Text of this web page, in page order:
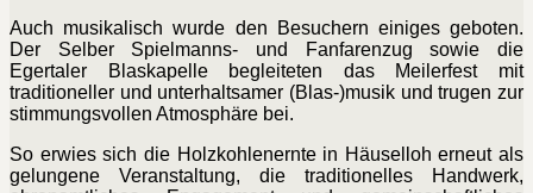
Auch musikalisch wurde den Besuchern einiges geboten.
Der Selber Spielmanns- und Fanfarenzug sowie die
Egertaler Blaskapelle begleiteten das Meilerfest mit
traditioneller und unterhaltsamer (Blas-)musik und trugen zur
stimmungsvollen Atmosphäre bei.
So erwies sich die Holzkohlenernte in Häuselloh erneut als
gelungene Veranstaltung, die traditionelles Handwerk,